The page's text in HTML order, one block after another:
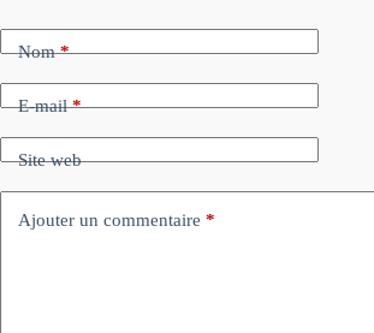
Nom*
E-mail*
Site web
Ajouter un commentaire *